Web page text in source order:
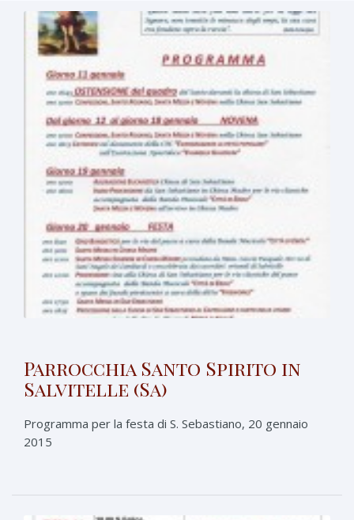
Parrocchia Santo Spirito in
Salvitelle (Sa)
Programma per la festa di S. Sebastiano, 20 gennaio
2015